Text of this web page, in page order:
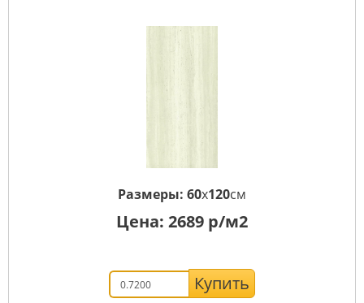
Размеры: 60x120см
Цена: 2689 р/м2
Купить